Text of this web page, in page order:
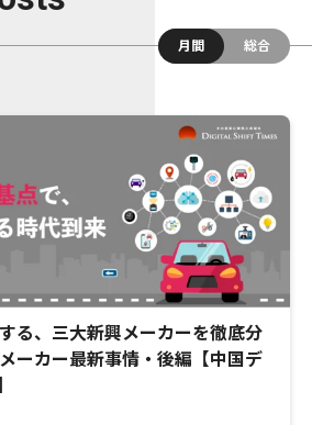
月間
総合
る、三大新興メーカーを徹底分
ーカー最新事情・後編【中国デ